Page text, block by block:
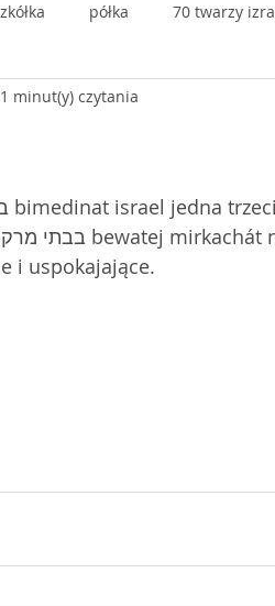
półka 70 twarzy
zdrajców - przekłady
1 minut(y) czytania
i uspokajające.